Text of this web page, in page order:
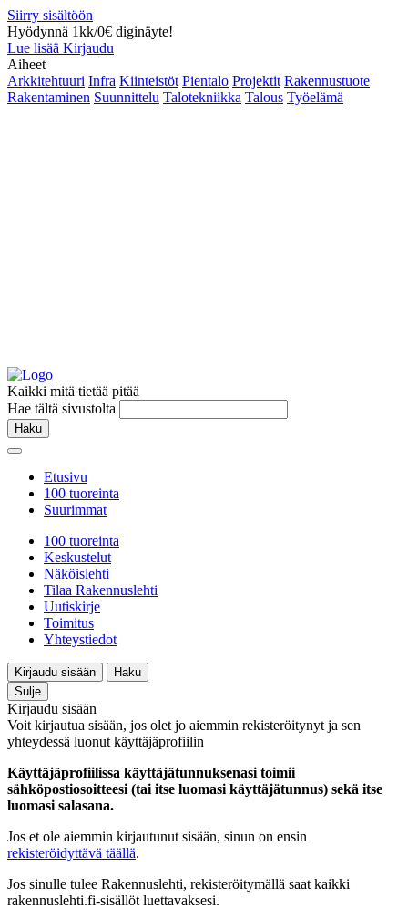
Siirry sisältöön
Hyödynnä 1kk/0€ diginäyte!
Lue lisää Kirjaudu
Aiheet
Arkkitehtuuri Infra Kiinteistöt Pientalo Projektit Rakennustuote
Rakentaminen Suunnittelu Talotekniikka Talous Työelämä
Kaikki mitä tietää pitää
Hae tältä sivustolta
Haku
Etusivu
100 tuoreinta
Suurimmat
100 tuoreinta
Keskustelut
Näköislehti
Tilaa Rakennuslehti
Uutiskirje
Toimitus
Yhteystiedot
Kirjaudu sisään
Haku
Sulje
Kirjaudu sisään
Voit kirjautua sisään, jos olet jo aiemmin rekisteröitynyt ja sen
yhteydessä luonut käyttäjäprofiilin
Käyttäjäprofiilissa käyttäjätunnuksenasi toimii
sähköpostiosoitteesi (tai itse luomasi käyttäjätunnus) sekä itse
luomasi salasana.
Jos et ole aiemmin kirjautunut sisään, sinun on ensin
rekisteröidyttävä täällä.
Jos sinulle tulee Rakennuslehti, rekisteröitymällä saat kaikki
rakennuslehti.fi-sisällöt luettavaksesi.